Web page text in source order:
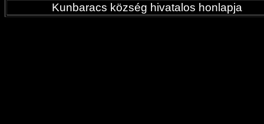
Kunbaracs község hivatalos honlapja